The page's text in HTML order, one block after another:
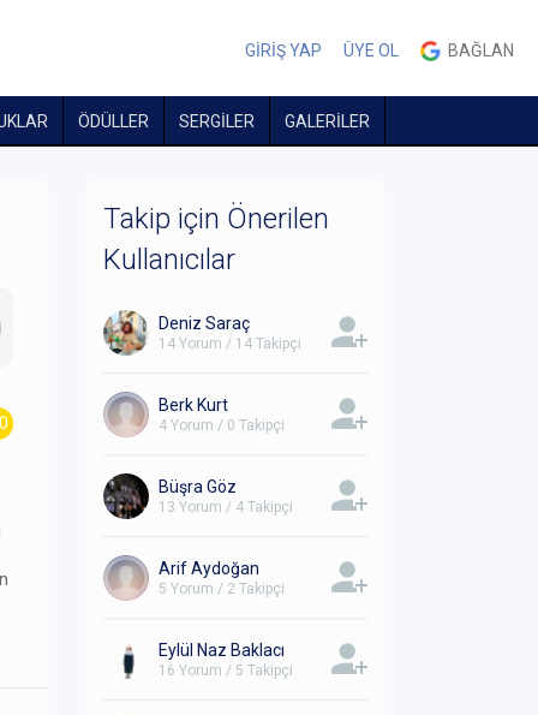
GİRİŞ YAP ÜYE OL BAĞLAN
ÖDÜLLER SERGİLER GALERİLER
Takip için Önerilen
Kullanıcılar
Deniz Saraç
14 Yorum / 14 Takipçi
Berk Kurt
4 Yorum / 0 Takipçi
Büşra Göz
13 Yorum / 4 Takipçi
Arif Aydoğan
5 Yorum / 2 Takipçi
Eylül Naz Baklacı
16 Yorum / 5 Takipçi